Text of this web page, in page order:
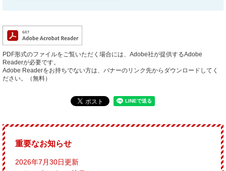
PDF形式のファイルをご覧いただく場合には、Adobe社が提供するAdobe
Readerが必要です。
Adobe Readerをお持ちでない方は、バナーのリンク先からダウンロードしてく
ださい。（無料）
重要なお知らせ
2026年7月30日更新